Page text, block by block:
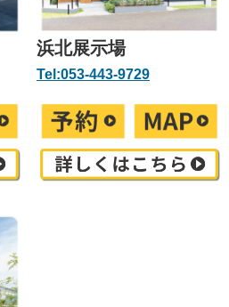
浜北展示場
Tel:053-443-9729